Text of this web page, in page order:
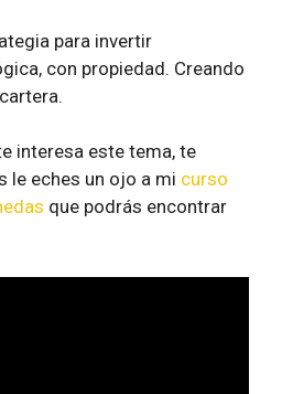
para invertir
con propiedad. Creando
interesa este tema, te
le eches un ojo a mi curso
que podrás encontrar